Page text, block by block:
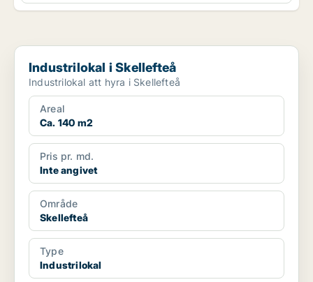
Industrilokal i Skellefteå
Industrilokal i Skellefteå
Industrilokal att hyra i Skellefteå
Areal
Ca. 140 m2
Pris pr. md.
Inte angivet
Område
Skellefteå
Type
Industrilokal